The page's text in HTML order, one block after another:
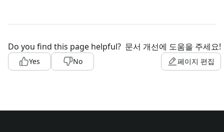
Do you find this page helpful?
Yes No
문서 개선에 도움을 주세요!
페이지 편집